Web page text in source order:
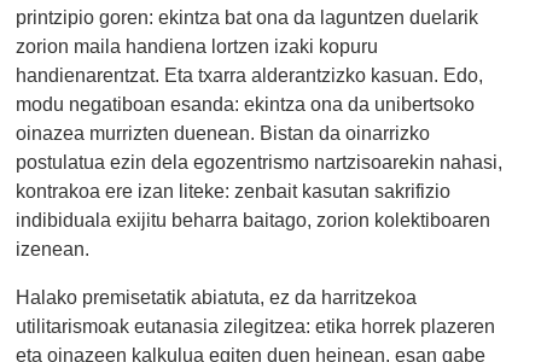
printzipio goren: ekintza bat ona da laguntzen duelarik
zorion maila handiena lortzen izaki kopuru
handienarentzat. Eta txarra alderantzizko kasuan. Edo,
modu negatiboan esanda: ekintza ona da unibertsoko
oinazea murrizten duenean. Bistan da oinarrizko
postulatua ezin dela egozentrismo nartzisoarekin nahasi,
kontrakoa ere izan liteke: zenbait kasutan sakrifizio
indibiduala exijitu beharra baitago, zorion kolektiboaren
izenean.
Halako premisetatik abiatuta, ez da harritzekoa
utilitarismoak eutanasia zilegitzea: etika horrek plazeren
eta oinazeen kalkulua egiten duen heinean, esan gabe